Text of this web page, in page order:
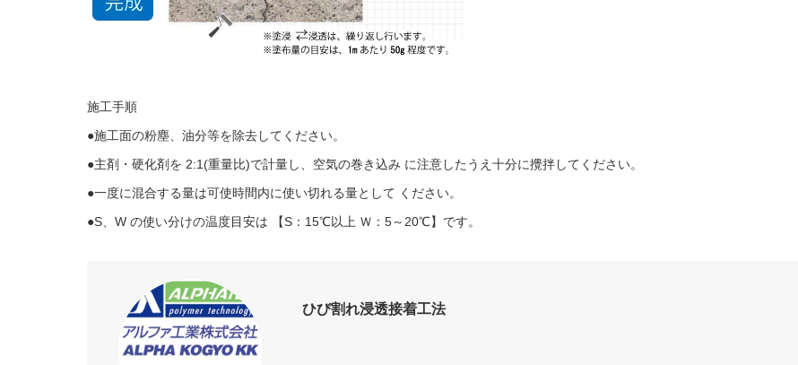
施工手順
●施工面の粉塵、油分等を除去してください。
●主剤・硬化剤を 2:1(重量比)で計量し、空気の巻き込み に注意したうえ十分に攪拌してください。
●一度に混合する量は可使時間内に使い切れる量として ください。
●S、W の使い分けの温度目安は 【S：15℃以上 Ｗ：5～20℃】です。
ひび割れ浸透接着工法